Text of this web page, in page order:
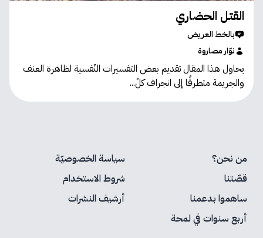
القتل الحضاري
بالخط العريض
نوّار مصاروة
يحاول هذا المقال تقديم بعض التفسيرات النّفسية لظاهرة العنف
والجريمة متطرقًا إلى انجراف كلّ...
من نحن؟
سياسة الخصوصيّة
قصّتنا
شروط الاستخدام
ساهموا بدعمنا
أرشيف النشرات
أربع سنوات في لمحة